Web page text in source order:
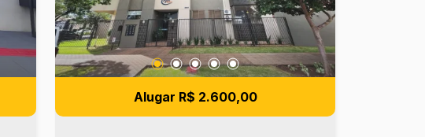
Alugar R$ 2.600,00